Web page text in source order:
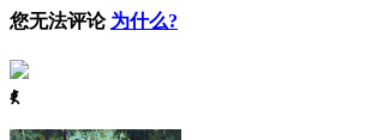
您无法评论 为什么?
ꈅ